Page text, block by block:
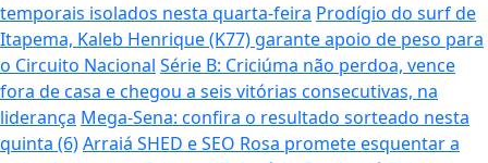
temporais isolados nesta quarta-feira Prodígio do surf de
Itapema, Kaleb Henrique (K77) garante apoio de peso para
o Circuito Nacional Série B: Criciúma não perdoa, vence
fora de casa e chegou a seis vitórias consecutivas, na
liderança Mega-Sena: confira o resultado sorteado nesta
quinta (6)Arraiá SHED e SEO Rosa promete esquentar a